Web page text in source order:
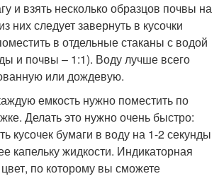
и взять несколько образцов почвы на
них следует завернуть в кусочки
в отдельные стаканы с водой
и почвы – 1:1). Воду лучше всего
или дождевую.
емкость нужно поместить по
Делать это нужно очень быстро:
кусочек бумаги в воду на 1-2 секунды
капельку жидкости. Индикаторная
по которому вы сможете